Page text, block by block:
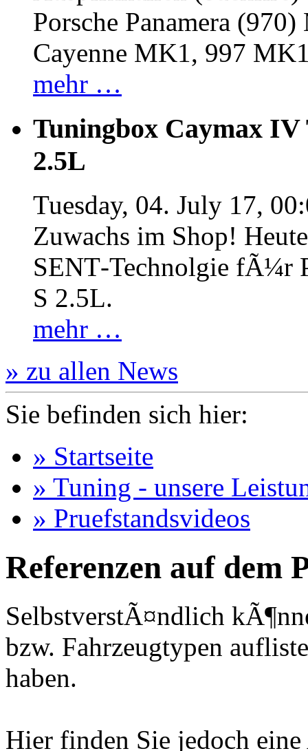
Porsche Panamera
Cayenne MK1, 997
mehr …
Tuningbox Caymax IV
2.5L
Tuesday, 04. July 17,
Zuwachs im Shop!
SENT‐Technolgie fÃ¼r
S 2.5L.
mehr …
» zu allen News
Sie befinden sich hier:
» Startseite
» Tuning - unsere
» Pruefstandsvideos
Referenzen auf dem
SelbstverstÃ¤ndlich
bzw. Fahrzeugtypen
haben.
Hier finden Sie jedoch